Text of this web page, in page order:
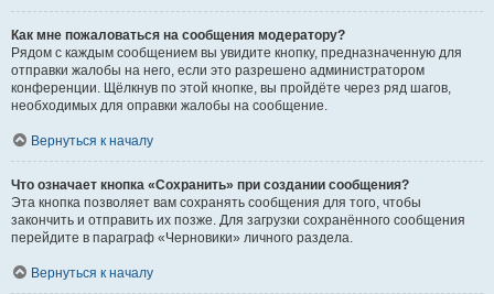
Как мне пожаловаться на сообщения модератору?
Рядом с каждым сообщением вы увидите кнопку, предназначенную для
отправки жалобы на него, если это разрешено администратором
конференции. Щёлкнув по этой кнопке, вы пройдёте через ряд шагов,
необходимых для оправки жалобы на сообщение.
Вернуться к началу
Что означает кнопка «Сохранить» при создании сообщения?
Эта кнопка позволяет вам сохранять сообщения для того, чтобы
закончить и отправить их позже. Для загрузки сохранённого сообщения
перейдите в параграф «Черновики» личного раздела.
Вернуться к началу